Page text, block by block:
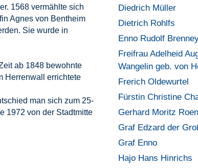
1568 vermählte sich
Agnes von Bentheim
Sie wurde in
ab 1848 bewohnte
Herrenwall errichtete
man sich zum 25-
1972 von der Stadtmitte
Diedrich Müller
Dietrich Rohlfs
Enno Rudolf
Freifrau Adelheid
Wangelin geb. von
Frerich Oldewurtel
Fürstin Christine
Gerhard Moritz
Graf Edzard der
Graf Enno
Hajo Hans Hinrichs